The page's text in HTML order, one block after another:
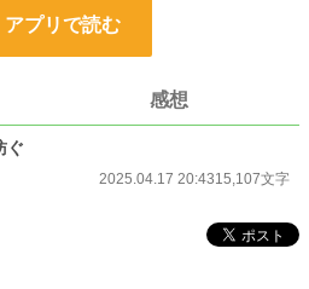
件
アプリで読む
感想
ぐ
2025.04.17 20:4315,107文字